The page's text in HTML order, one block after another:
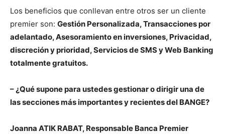
Los beneficios que conllevan entre otros ser un cliente
premier son: Gestión Personalizada, Transacciones por
adelantado, Asesoramiento en inversiones, Privacidad,
discreción y prioridad, Servicios de SMS y Web Banking
totalmente gratuitos.
– ¿Qué supone para ustedes gestionar o dirigir una de
las secciones más importantes y recientes del BANGE?
Joanna ATIK RABAT, Responsable Banca Premier